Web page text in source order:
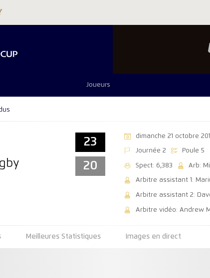
Joueurs
23
20
dimanche 21 octobre
Journée 2 Poule 5
Spect: 6,383 Arb:
Arbitre assistant 1:
Arbitre assistant 2:
Arbitre vidéo: Andrew
Meilleures Statistiques Images en direct